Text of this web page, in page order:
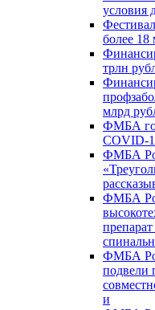
условия
более
трлн
млрд
ФМБА
COVID-
ФМБА
ФМБА
ФМБА
подвели
и